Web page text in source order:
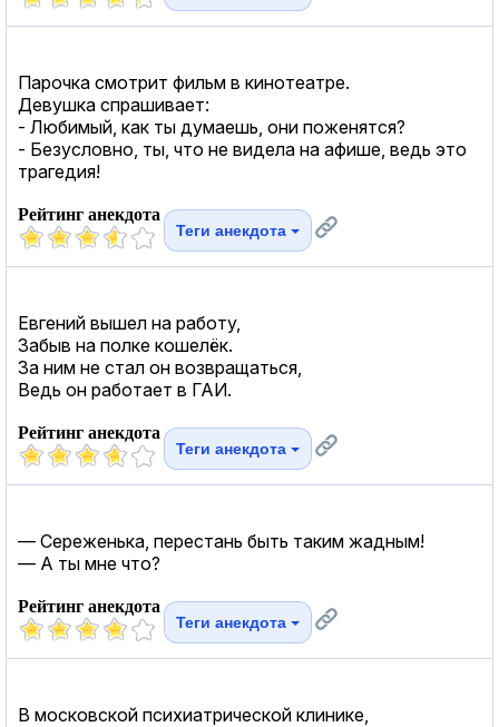
Парочка смотрит фильм в кинотеатре.
Девушка спрашивает:
- Любимый, как ты думаешь, они поженятся?
- Безусловно, ты, что не видела на афише, ведь это
трагедия!
Рейтинг анекдота
Теги анекдота
Евгений вышел на работу,
Забыв на полке кошелёк.
За ним не стал он возвращаться,
Ведь он работает в ГАИ.
Рейтинг анекдота
Теги анекдота
— Сереженька, перестань быть таким жадным!
— А ты мне что?
Рейтинг анекдота
Теги анекдота
В московской психиатрической клинике,